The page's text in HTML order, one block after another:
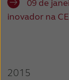
09 de
inovador na
2015